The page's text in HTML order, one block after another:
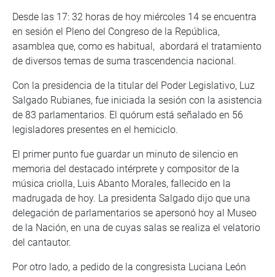
Desde las 17: 32 horas de hoy miércoles 14 se encuentra
en sesión el Pleno del Congreso de la República,
asamblea que, como es habitual, abordará el tratamiento
de diversos temas de suma trascendencia nacional.
Con la presidencia de la titular del Poder Legislativo, Luz
Salgado Rubianes, fue iniciada la sesión con la asistencia
de 83 parlamentarios. El quórum está señalado en 56
legisladores presentes en el hemiciclo.
El primer punto fue guardar un minuto de silencio en
memoria del destacado intérprete y compositor de la
música criolla, Luis Abanto Morales, fallecido en la
madrugada de hoy. La presidenta Salgado dijo que una
delegación de parlamentarios se apersonó hoy al Museo
de la Nación, en una de cuyas salas se realiza el velatorio
del cantautor.
Por otro lado, a pedido de la congresista Luciana León